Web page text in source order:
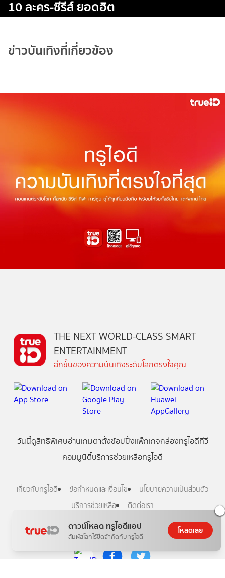
10 ละคร-ซีรีส์ ยอดฮิต
ข่าวบันเทิงที่เกี่ยวข้อง
ดาวน์โหลด ทรูไอดีแอป
สัมผัสโลกไร้ขีดจำกัดกับทรูไอดี
โหลดเลย
Follow us
THE NEXT WORLD-CLASS SMART
ENTERTAINMENT
อีกขั้นของความบันเทิงระดับโลกตรงใจคุณ
วันนี้ดูสิทธิพิเศษอ่านเกมตาตั้งช้อปปิ้งแพ็กเกจกล่องทรูไอดีทีวี
คอมมูนิตี้บริการช่วยเหลือทรูไอดี
เกี่ยวกับทรูไอดี ข้อกำหนดและเงื่อนไข
นโยบายความเป็นส่วนตัว
บริการช่วยเหลือ
ติดต่อเรา